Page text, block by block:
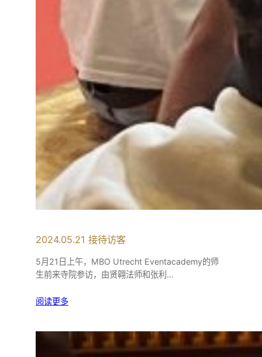
2024.05.21 接待访客
5月21日上午，MBO Utrecht Eventacademy的师
生前来寺院参访，由贤翱法师和张利…
阅读更多